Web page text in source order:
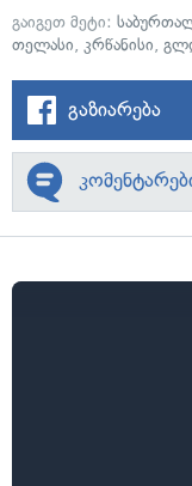
გაიგეთ მეტი:
თელასი, კრწანისი,
გაზიარება